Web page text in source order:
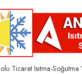
Ticaret Isıtma-Soğutma